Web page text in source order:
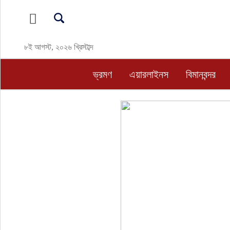
৮ই আগস্ট, ২০২৬ খ্রিস্টাব্দ
এয়ারলাইনস
বিমানবন্দর
ভ্রমণ এয়ারলাইনস বিমানবন্দর